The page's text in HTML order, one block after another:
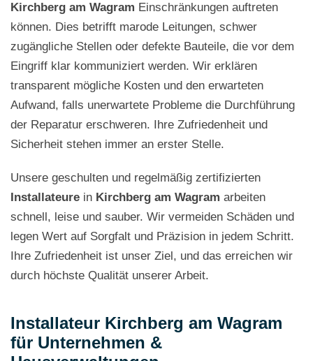
Kirchberg am Wagram Einschränkungen auftreten
können. Dies betrifft marode Leitungen, schwer
zugängliche Stellen oder defekte Bauteile, die vor dem
Eingriff klar kommuniziert werden. Wir erklären
transparent mögliche Kosten und den erwarteten
Aufwand, falls unerwartete Probleme die Durchführung
der Reparatur erschweren. Ihre Zufriedenheit und
Sicherheit stehen immer an erster Stelle.
Unsere geschulten und regelmäßig zertifizierten
Installateure in Kirchberg am Wagram arbeiten
schnell, leise und sauber. Wir vermeiden Schäden und
legen Wert auf Sorgfalt und Präzision in jedem Schritt.
Ihre Zufriedenheit ist unser Ziel, und das erreichen wir
durch höchste Qualität unserer Arbeit.
Installateur Kirchberg am Wagram
für Unternehmen &